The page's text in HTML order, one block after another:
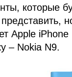
которые
Apple
– Nokia N9.